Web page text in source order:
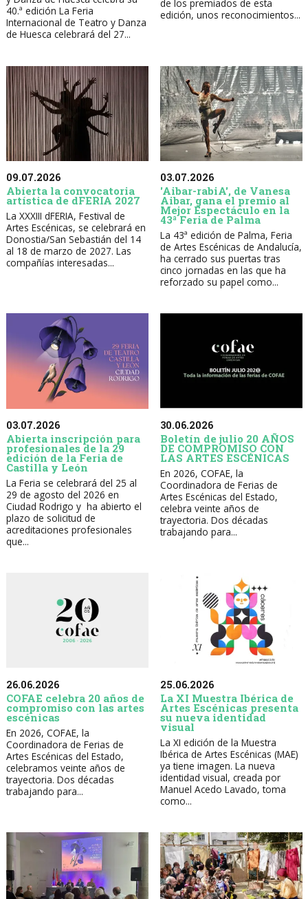
40.ª edición La Feria
Internacional de Teatro y Danza
de Huesca celebrará del 27...
de los premiados de esta
edición, unos reconocimientos...
09.07.2026
Abierta la convocatoria
artística de dFERIA 2027
La XXXIII dFERIA, Festival de
Artes Escénicas, se celebrará en
Donostia/San Sebastián del 14
al 18 de marzo de 2027. Las
compañías interesadas...
03.07.2026
'Aibar-rabiA', de Vanesa
Aibar, gana el premio al
Mejor Espectáculo en la
43ª Feria de Palma
La 43ª edición de Palma, Feria
de Artes Escénicas de Andalucía,
ha cerrado sus puertas tras
cinco jornadas en las que ha
reforzado su papel como...
03.07.2026
Abierta inscripción para
profesionales de la 29
edición de la Feria de
Castilla y León
La Feria se celebrará del 25 al
29 de agosto del 2026 en
Ciudad Rodrigo y ha abierto el
plazo de solicitud de
acreditaciones profesionales
que...
30.06.2026
Boletín de julio 20 AÑOS
DE COMPROMISO CON
LAS ARTES ESCÉNICAS
En 2026, COFAE, la
Coordinadora de Ferias de
Artes Escénicas del Estado,
celebra veinte años de
trayectoria. Dos décadas
trabajando para...
26.06.2026
COFAE celebra 20 años de
compromiso con las artes
escénicas
En 2026, COFAE, la
Coordinadora de Ferias de
Artes Escénicas del Estado,
celebramos veinte años de
trayectoria. Dos décadas
trabajando para...
25.06.2026
La XI Muestra Ibérica de
Artes Escénicas presenta
su nueva identidad
visual
La XI edición de la Muestra
Ibérica de Artes Escénicas (MAE)
ya tiene imagen. La nueva
identidad visual, creada por
Manuel Acedo Lavado, toma
como...